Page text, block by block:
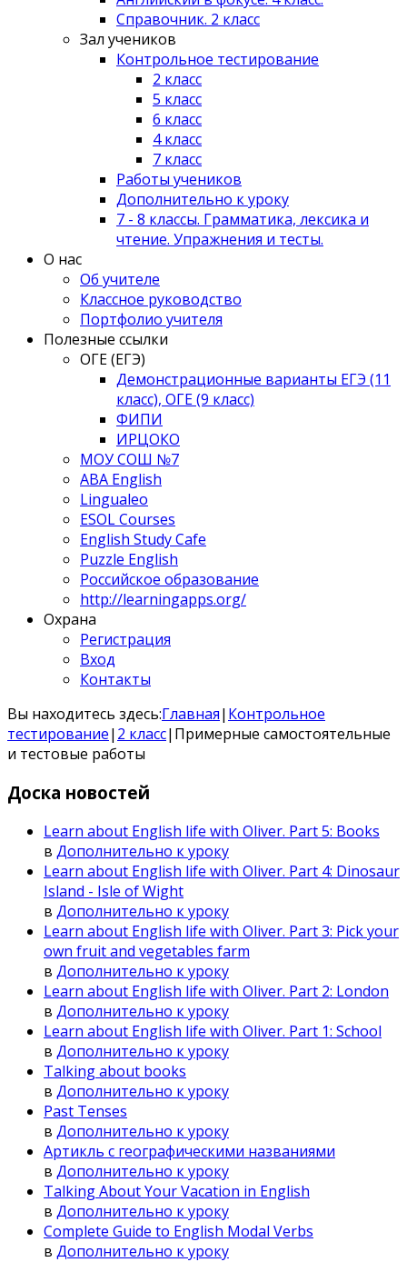
Справочник. 2 класс
Зал учеников
Контрольное тестирование
2 класс
5 класс
6 класс
4 класс
7 класс
Работы учеников
Дополнительно к уроку
7 - 8 классы. Грамматика, лексика и
чтение. Упражнения и тесты.
О нас
Об учителе
Классное руководство
Портфолио учителя
Полезные ссылки
ОГЕ (ЕГЭ)
Демонстрационные варианты ЕГЭ (11
класс), ОГЕ (9 класс)
ФИПИ
ИРЦОКО
МОУ СОШ №7
ABA English
Lingualeo
ESOL Courses
English Study Cafe
Puzzle English
Российское образование
http://learningapps.org/
Охрана
Регистрация
Вход
Контакты
Вы находитесь здесь:Главная| Контрольное
тестирование| 2 класс| Примерные самостоятельные
и тестовые работы
Доска новостей
Learn about English life with Oliver. Part 5: Books
в Дополнительно к уроку
Learn about English life with Oliver. Part 4: Dinosaur
Island - Isle of Wight
в Дополнительно к уроку
Learn about English life with Oliver. Part 3: Pick your
own fruit and vegetables farm
в Дополнительно к уроку
Learn about English life with Oliver. Part 2: London
в Дополнительно к уроку
Learn about English life with Oliver. Part 1: School
в Дополнительно к уроку
Talking about books
в Дополнительно к уроку
Past Tenses
в Дополнительно к уроку
Артикль с географическими названиями
в Дополнительно к уроку
Talking About Your Vacation in English
в Дополнительно к уроку
Complete Guide to English Modal Verbs
в Дополнительно к уроку